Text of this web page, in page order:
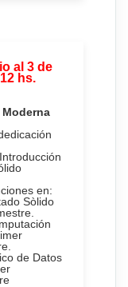
al 3 de
hs.
Moderna
en:
Sòlido
de Datos